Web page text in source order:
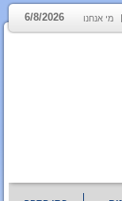
מי אנחנו 6/8/2026